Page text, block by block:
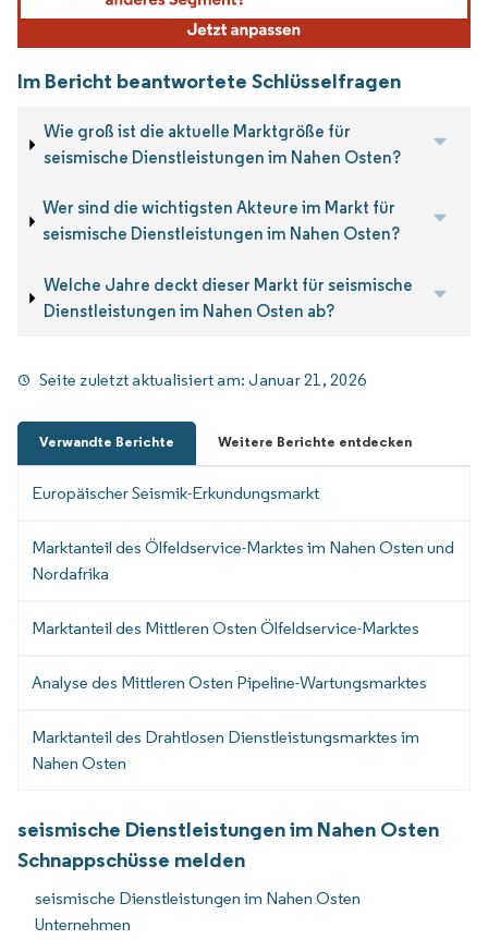
Im Bericht beantwortete Schlüsselfragen
Wie groß ist die aktuelle Marktgröße für
seismische Dienstleistungen im Nahen Osten?
Wer sind die wichtigsten Akteure im Markt für
seismische Dienstleistungen im Nahen Osten?
Welche Jahre deckt dieser Markt für seismische
Dienstleistungen im Nahen Osten ab?
Seite zuletzt aktualisiert am:Januar 21, 2026
Verwandte Berichte Weitere Berichte entdecken
Europäischer Seismik-Erkundungsmarkt
Marktanteil des Ölfeldservice-Marktes im Nahen Osten und
Nordafrika
Marktanteil des Mittleren Osten Ölfeldservice-Marktes
Analyse des Mittleren Osten Pipeline-Wartungsmarktes
Marktanteil des Drahtlosen Dienstleistungsmarktes im
Nahen Osten
seismische Dienstleistungen im Nahen Osten
Schnappschüsse melden
seismische Dienstleistungen im Nahen Osten
Unternehmen